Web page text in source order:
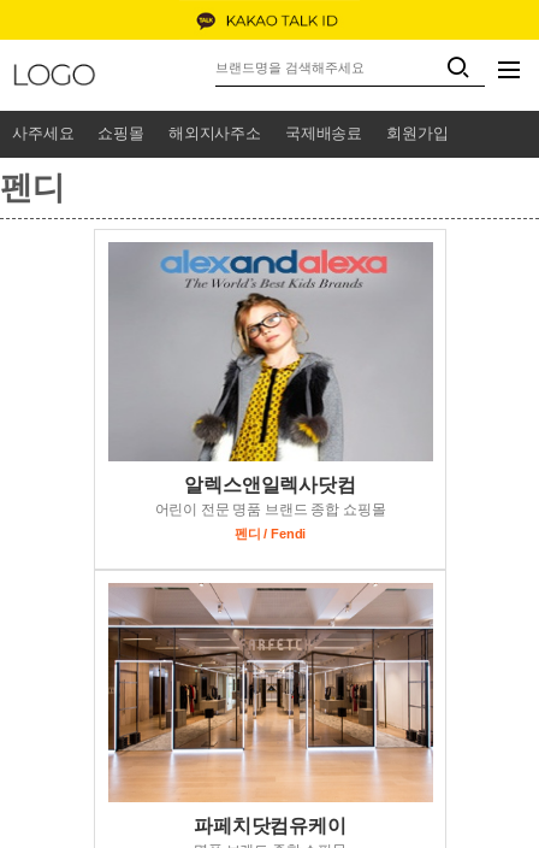
사주세요 쇼핑몰 해외지사주소 국제배송료 회원가입
펜디
알렉스앤일렉사닷컴
어린이 전문 명품 브랜드 종합 쇼핑몰
펜디 / Fendi
파페치닷컴유케이